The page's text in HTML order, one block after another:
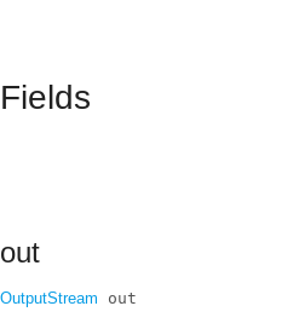
Fields
out
OutputStream out